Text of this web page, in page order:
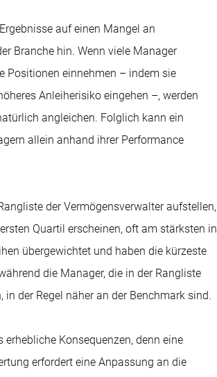
auf einen Mangel an
Branche hin. Wenn viele Manager
Positionen einnehmen – indem sie
Anleiherisiko eingehen –, werden
angleichen. Folglich kann ein
allein anhand ihrer Performance
der Vermögensverwalter aufstellen,
Quartil erscheinen, oft am stärksten in
übergewichtet und haben die kürzeste
die Manager, die in der Rangliste
in der Regel näher an der Benchmark sind.
erhebliche Konsequenzen, denn eine
erfordert eine Anpassung an die